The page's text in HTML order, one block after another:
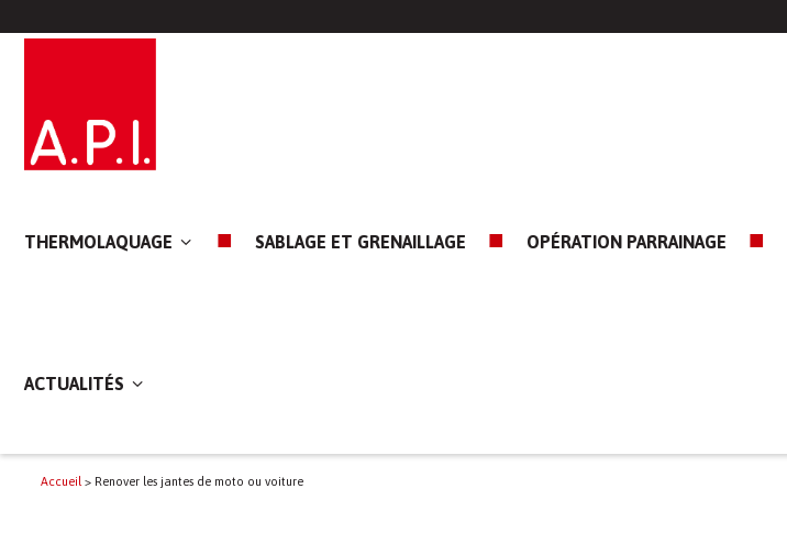
THERMOLAQUAGE SABLAGE ET GRENAILLAGE OPÉRATION PARRAINAGE
ACTUALITÉS
Accueil > Renover les jantes de moto ou voiture